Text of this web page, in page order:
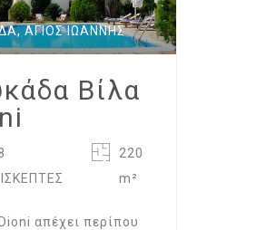
ΆΓΙΟΣ ΙΩΆΝΝΗΣ
Βίλα
220
m²
απέχει περίπου